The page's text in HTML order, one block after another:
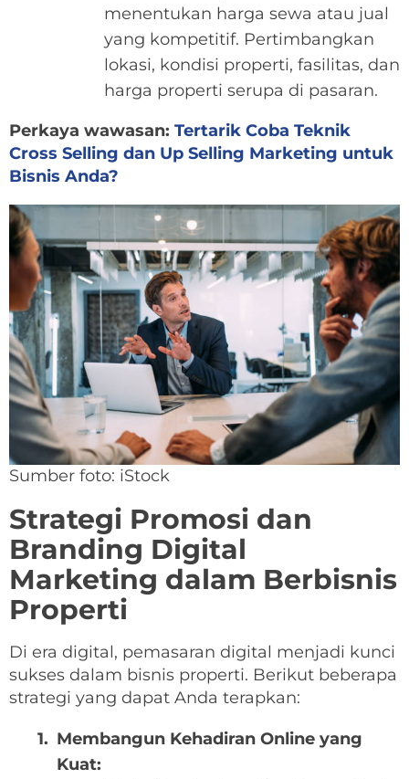
menentukan harga sewa atau jual
yang kompetitif. Pertimbangkan
lokasi, kondisi properti, fasilitas, dan
harga properti serupa di pasaran.
Perkaya wawasan: Tertarik Coba Teknik
Cross Selling dan Up Selling Marketing untuk
Bisnis Anda?
Sumber foto: iStock
Strategi Promosi dan
Branding Digital
Marketing dalam Berbisnis
Properti
Di era digital, pemasaran digital menjadi kunci
sukses dalam bisnis properti. Berikut beberapa
strategi yang dapat Anda terapkan:
Membangun Kehadiran Online yang
Kuat: